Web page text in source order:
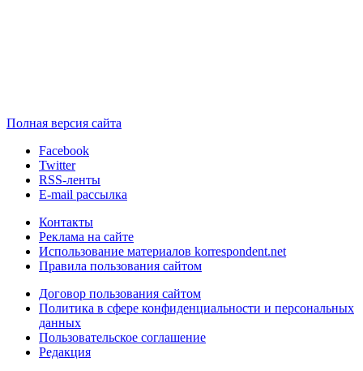
Полная версия сайта
Facebook
Twitter
RSS-ленты
E-mail рассылка
Контакты
Реклама на сайте
Использование материалов korrespondent.net
Правила пользования сайтом
Договор пользования сайтом
Политика в сфере конфиденциальности и персональных
данных
Пользовательское соглашение
Редакция